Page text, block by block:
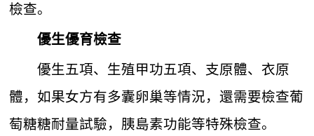
檢查。
優生優育檢查
優生五項、生殖甲功五項、支原體、衣原
體，如果女方有多囊卵巢等情況，還需要檢查葡
萄糖糖耐量試驗，胰島素功能等特殊檢查。